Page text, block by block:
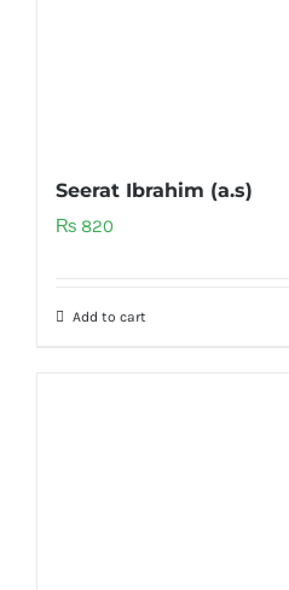
Seerat Ibrahim (a.s)
₨ 820
Add to cart